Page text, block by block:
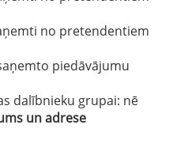
no pretendentiem
piedāvājumu
dalībnieku grupai: nē
un adrese